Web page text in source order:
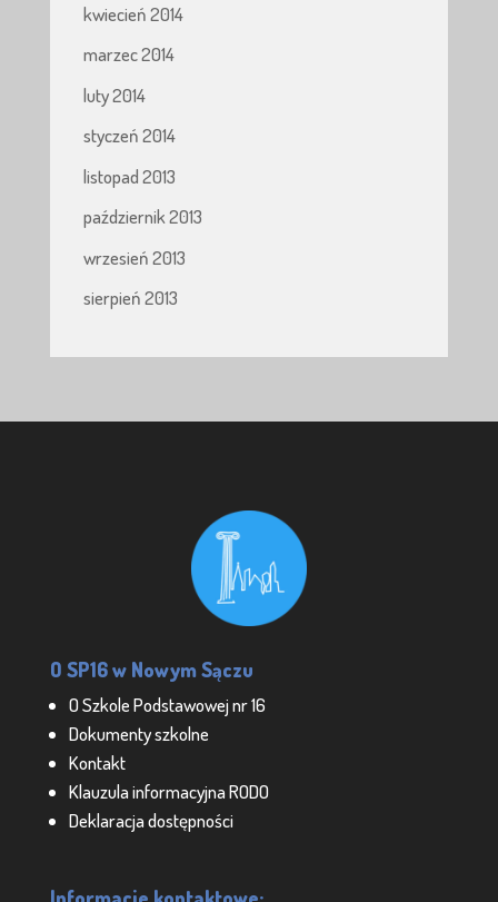
kwiecień 2014
marzec 2014
luty 2014
styczeń 2014
listopad 2013
październik 2013
wrzesień 2013
sierpień 2013
O SP16 w Nowym Sączu
O Szkole Podstawowej nr 16
Dokumenty szkolne
Kontakt
Klauzula informacyjna RODO
Deklaracja dostępności
Informacje kontaktowe: